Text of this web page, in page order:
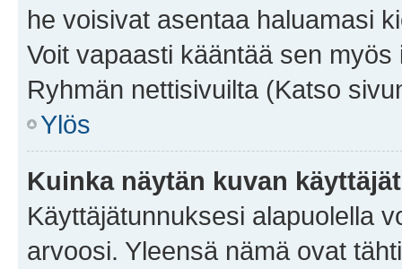
he voisivat asentaa haluamasi
Voit vapaasti kääntää sen
Ryhmän nettisivuilta (Katso
Ylös
Kuinka näytän kuvan
Käyttäjätunnuksesi alapuolella
arvoosi. Yleensä nämä ovat